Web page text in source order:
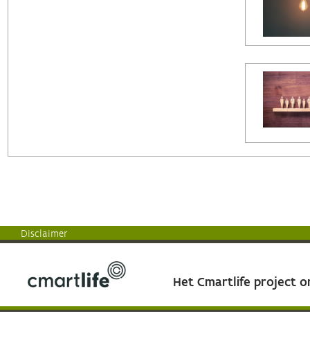
Disclaimer
Het Cmartlife project